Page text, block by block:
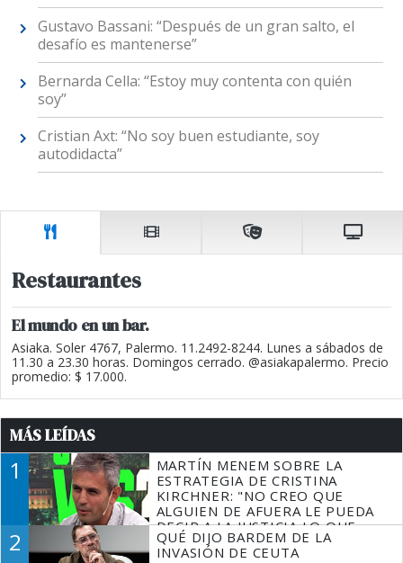
Gustavo Bassani: “Después de un gran salto, el
desafío es mantenerse”
Bernarda Cella: “Estoy muy contenta con quién
soy”
Cristian Axt: “No soy buen estudiante, soy
autodidacta”
Restaurantes
El mundo en un bar.
Asiaka. Soler 4767, Palermo. 11.2492-8244. Lunes a sábados de
11.30 a 23.30 horas. Domingos cerrado. @asiakapalermo. Precio
promedio: $ 17.000.
MÁS LEÍDAS
1
MARTÍN MENEM SOBRE LA
ESTRATEGIA DE CRISTINA
KIRCHNER: "NO CREO QUE
ALGUIEN DE AFUERA LE PUEDA
DECIR A LA JUSTICIA LO QUE
TIENE QUE HACER"
2
QUÉ DIJO BARDEM DE LA
INVASIÓN DE CEUTA